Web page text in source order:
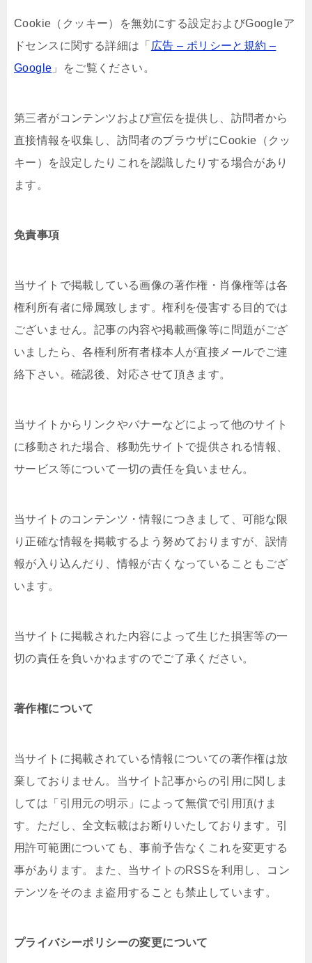
Cookie（クッキー）を無効にする設定およびGoogleア
ドセンスに関する詳細は「 広告 – ポリシーと規約 –
Google 」をご覧ください。
第三者がコンテンツおよび宣伝を提供し、訪問者から
直接情報を収集し、訪問者のブラウザにCookie（クッ
キー）を設定したりこれを認識したりする場合があり
ます。
免責事項
当サイトで掲載している画像の著作権・肖像権等は各
権利所有者に帰属致します。権利を侵害する目的では
ございません。記事の内容や掲載画像等に問題がござ
いましたら、各権利所有者様本人が直接メールでご連
絡下さい。確認後、対応させて頂きます。
当サイトからリンクやバナーなどによって他のサイト
に移動された場合、移動先サイトで提供される情報、
サービス等について一切の責任を負いません。
当サイトのコンテンツ・情報につきまして、可能な限
り正確な情報を掲載するよう努めておりますが、誤情
報が入り込んだり、情報が古くなっていることもござ
います。
当サイトに掲載された内容によって生じた損害等の一
切の責任を負いかねますのでご了承ください。
著作権について
当サイトに掲載されている情報についての著作権は放
棄しておりません。当サイト記事からの引用に関しま
しては「引用元の明示」によって無償で引用頂けま
す。ただし、全文転載はお断りいたしております。引
用許可範囲についても、事前予告なくこれを変更する
事があります。また、当サイトのRSSを利用し、コン
テンツをそのまま盗用することも禁止しています。
プライバシーポリシーの変更について